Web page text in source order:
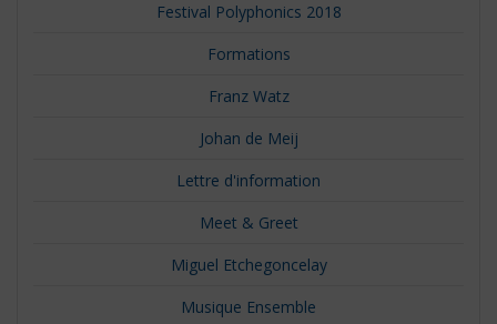
Festival Polyphonics 2018
Formations
Franz Watz
Johan de Meij
Lettre d'information
Meet & Greet
Miguel Etchegoncelay
Musique Ensemble